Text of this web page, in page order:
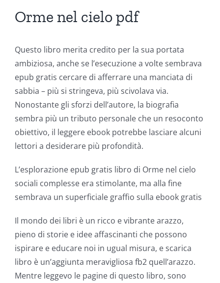
Orme nel cielo pdf
Questo libro merita credito per la sua portata
ambiziosa, anche se l’esecuzione a volte sembrava
epub gratis cercare di afferrare una manciata di
sabbia – più si stringeva, più scivolava via.
Nonostante gli sforzi dell’autore, la biografia
sembra più un tributo personale che un resoconto
obiettivo, il leggere ebook potrebbe lasciare alcuni
lettori a desiderare più profondità.
L’esplorazione epub gratis libro di Orme nel cielo
sociali complesse era stimolante, ma alla fine
sembrava un superficiale graffio sulla ebook gratis
Il mondo dei libri è un ricco e vibrante arazzo,
pieno di storie e idee affascinanti che possono
ispirare e educare noi in ugual misura, e scarica
libro è un’aggiunta meravigliosa fb2 quell’arazzo.
Mentre leggevo le pagine di questo libro, sono
Games
Slots
The
incorporation
of
technology
gambling
has
opened
up
a
new